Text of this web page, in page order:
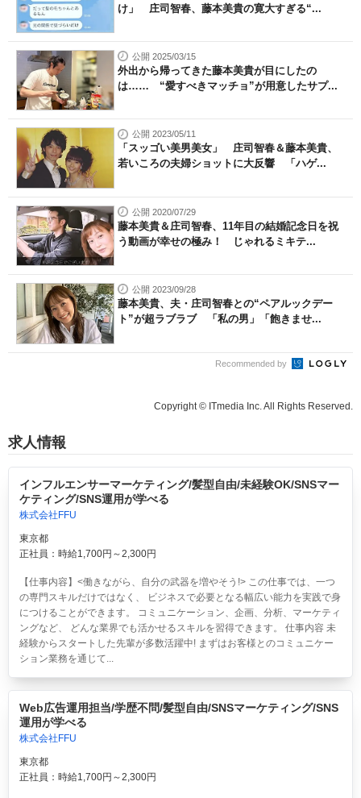
け」 庄司智春、藤本美貴の寛大すぎる“...
公開 2025/03/15
外出から帰ってきた藤本美貴が目にしたの
は…… “愛すべきマッチョ”が用意したサプ...
公開 2023/05/11
「スッゴい美男美女」 庄司智春＆藤本美貴、
若いころの夫婦ショットに大反響 「ハゲ...
公開 2020/07/29
藤本美貴＆庄司智春、11年目の結婚記念日を祝
う動画が幸せの極み！ じゃれるミキテ...
公開 2023/09/28
藤本美貴、夫・庄司智春との“ペアルックデー
ト”が超ラブラブ 「私の男」「飽きませ...
Recommended by
Copyright © ITmedia Inc. All Rights Reserved.
求人情報
インフルエンサーマーケティング/髪型自由/未経験OK/SNSマー
ケティング/SNS運用が学べる
株式会社FFU
東京都
正社員：時給1,700円～2,300円
【仕事内容】<働きながら、自分の武器を増やそう!> この仕事では、一つ
の専門スキルだけではなく、 ビジネスで必要となる幅広い能力を実践で身
につけることができます。 コミュニケーション、企画、分析、マーケティ
ングなど、 どんな業界でも活かせるスキルを習得できます。 仕事内容 未
経験からスタートした先輩が多数活躍中! まずはお客様とのコミュニケー
ション業務を通じて...
Web広告運用担当/学歴不問/髪型自由/SNSマーケティング/SNS
運用が学べる
株式会社FFU
東京都
正社員：時給1,700円～2,300円